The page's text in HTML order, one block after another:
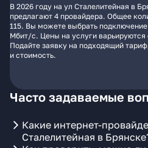
В 2026 году на ул Сталелитейная в
предлагают 4 провайдера. Общее
115. Вы можете выбрать подключение
Мбит/с. Цены на услуги варьируются
Подайте заявку на подходящий
и стоимость.
Часто задаваемые
Какие интернет-
Сталелитейная в